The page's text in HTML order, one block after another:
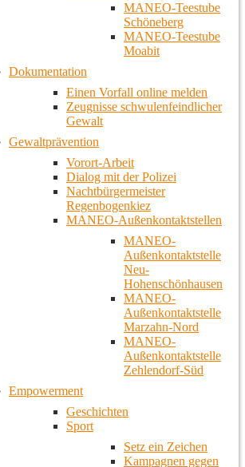
MANEO-Teestube
Schöneberg
MANEO-Teestube
Moabit
Dokumentation
Einen Vorfall online melden
Zeugnisse schwulenfeindlicher
Gewalt
Gewaltprävention
Vorort-Arbeit
Dialog mit der Polizei
Nachtbürgermeister
Regenbogenkiez
MANEO-Außenkontaktstellen
MANEO-
Außenkontaktstelle
Neu-
Hohenschönhausen
MANEO-
Außenkontaktstelle
Marzahn-Nord
MANEO-
Außenkontaktstelle
Zehlendorf-Süd
Empowerment
Geschichten
Sport
Setz ein Zeichen
Kampagnen gegen